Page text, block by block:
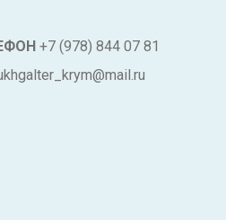
+7 (978) 844 07 81